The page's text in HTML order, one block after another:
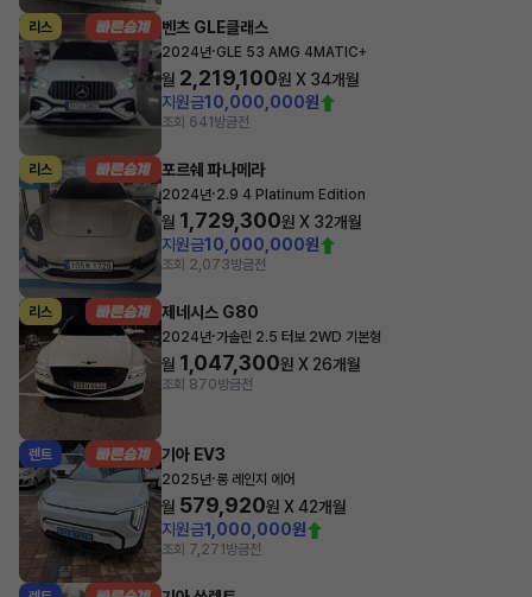
리스 벤츠 GLE클래스
2024년·GLE 53 AMG 4MATIC+
월 2,219,100원 X 34개월
지원금10,000,000원
조회 641 방금전
리스 포르쉐 파나메라
2024년·2.9 4 Platinum Edition
월 1,729,300원 X 32개월
지원금10,000,000원
조회 2,073방금전
리스 제네시스 G80
2024년·가솔린 2.5 터보 2WD 기본형
월 1,047,300원 X 26개월
조회 870방금전
렌트 기아 EV3
2025년·롱 레인지 에어
월 579,920원 X42개월
지원금1,000,000원
조회 7,271 방금전